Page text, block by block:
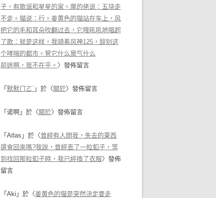
子，有歌谣和星星的家。摩的佬说：五块走
不走。猫说：行。姜黄色的猫站在车上，风
把它的毛和耳朵吹翻过去，它哦吼吼地唱起
了歌：就是这样，我骑着风神125，辞别这
个哮喘的都市。管它什么景气什么
前途啊，我不在乎。 〉發佈留言
「 默默ㄇㄛˋ 」於〈 關於〉發佈留言
「 诺啊 」於〈 關於〉發佈留言
「 Atlas 」於〈曾經有人問我，失去的東西
還會回來嗎?我說，曾經丟了一粒釦子，等
到找回那粒釦子時，我已經換了衣服〉發佈
留言
「 Aki 」於〈姜黄色的猫是突然決定要走